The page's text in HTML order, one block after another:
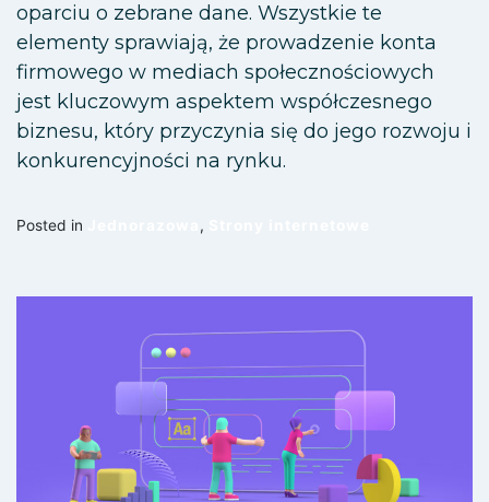
oparciu o zebrane dane. Wszystkie te
elementy sprawiają, że prowadzenie konta
firmowego w mediach społecznościowych
jest kluczowym aspektem współczesnego
biznesu, który przyczynia się do jego rozwoju i
konkurencyjności na rynku.
Posted in ,